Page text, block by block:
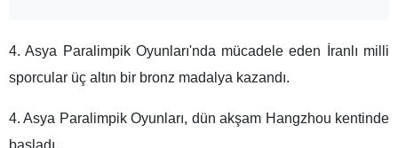
4. Asya Paralimpik Oyunları'nda mücadele eden İranlı milli
sporcular üç altın bir bronz madalya kazandı.
4. Asya Paralimpik Oyunları, dün akşam Hangzhou kentinde